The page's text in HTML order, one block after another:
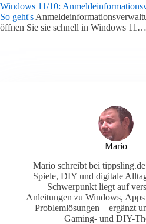
Windows 11/10:
So geht's
öffnen Sie sie schnell in Windows 11…
Mario
Mario schreibt bei
Spiele, DIY und digitale
Schwerpunkt liegt auf
Anleitungen zu Windows,
Problemlösungen – ergänzt
Gaming- und DIY-